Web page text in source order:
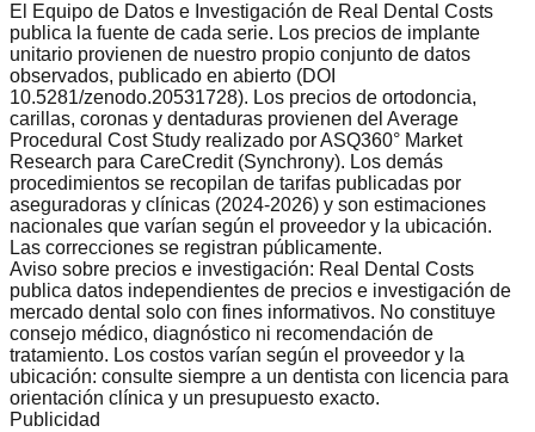
El Equipo de Datos e Investigación de Real Dental Costs
publica la fuente de cada serie. Los precios de implante
unitario provienen de nuestro propio conjunto de datos
observados, publicado en abierto (DOI
10.5281/zenodo.20531728). Los precios de ortodoncia,
carillas, coronas y dentaduras provienen del Average
Procedural Cost Study realizado por ASQ360° Market
Research para CareCredit (Synchrony). Los demás
procedimientos se recopilan de tarifas publicadas por
aseguradoras y clínicas (2024-2026) y son estimaciones
nacionales que varían según el proveedor y la ubicación.
Las correcciones se registran públicamente.
Aviso sobre precios e investigación: Real Dental Costs
publica datos independientes de precios e investigación de
mercado dental solo con fines informativos. No constituye
consejo médico, diagnóstico ni recomendación de
tratamiento. Los costos varían según el proveedor y la
ubicación: consulte siempre a un dentista con licencia para
orientación clínica y un presupuesto exacto.
Publicidad